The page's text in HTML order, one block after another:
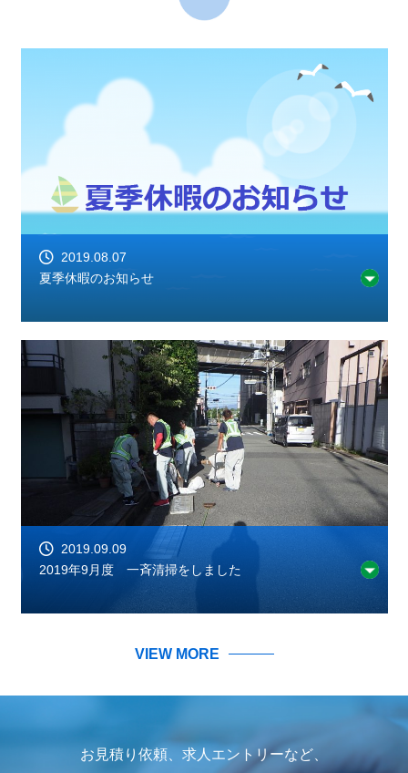
2019.08.07
夏季休暇のお知らせ
2019.09.09
2019年9月度 一斉清掃をしました
VIEW MORE
お見積り依頼、求人エントリーなど、